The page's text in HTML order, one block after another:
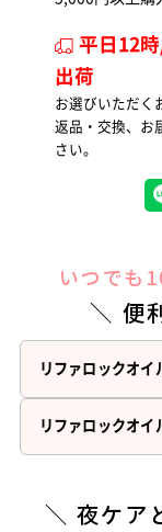
平日12
出荷
お選びいただく
返品・交換、お
さい。
いつでも
＼ 便
リファロックオイ
リファロックオイ
＼ 夜ケア